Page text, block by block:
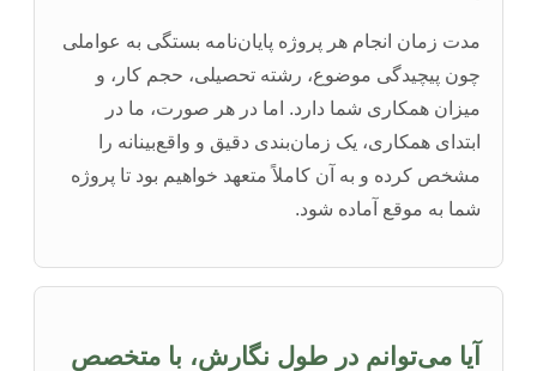
مدت زمان انجام هر پروژه پایان‌نامه بستگی به عواملی
چون پیچیدگی موضوع، رشته تحصیلی، حجم کار، و
میزان همکاری شما دارد. اما در هر صورت، ما در
ابتدای همکاری، یک زمان‌بندی دقیق و واقع‌بینانه را
مشخص کرده و به آن کاملاً متعهد خواهیم بود تا پروژه
شما به موقع آماده شود.
آیا می‌توانم در طول نگارش، با متخصص